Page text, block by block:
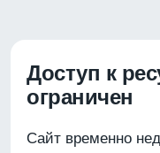
Доступ к
ограничен
Сайт временно